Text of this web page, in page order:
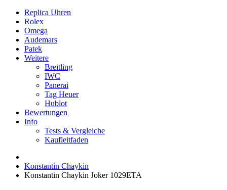
Replica Uhren
Rolex
Omega
Audemars
Patek
Weitere
Breitling
IWC
Panerai
Tag Heuer
Hublot
Bewertungen
Info
Tests & Vergleiche
Kaufleitfaden
Konstantin Chaykin
Konstantin Chaykin Joker 1029ETA